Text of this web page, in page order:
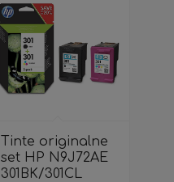
Tinte originalne
set HP N9J72AE
301BK/301CL